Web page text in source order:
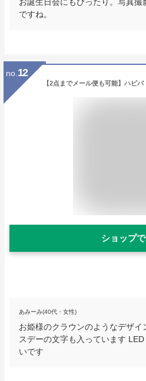
ですね。
no. 12
ショップ
あみーみ(40代・女性)
お姫様のクラウンのようなデザ
スデーの文字も入っています
いです